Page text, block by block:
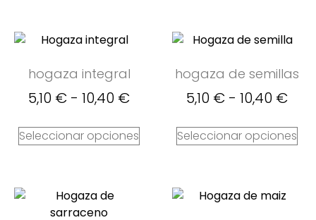
hogaza integral
5,10 € - 10,40 €
Seleccionar opciones
hogaza de semillas
5,10 € - 10,40 €
Seleccionar opciones